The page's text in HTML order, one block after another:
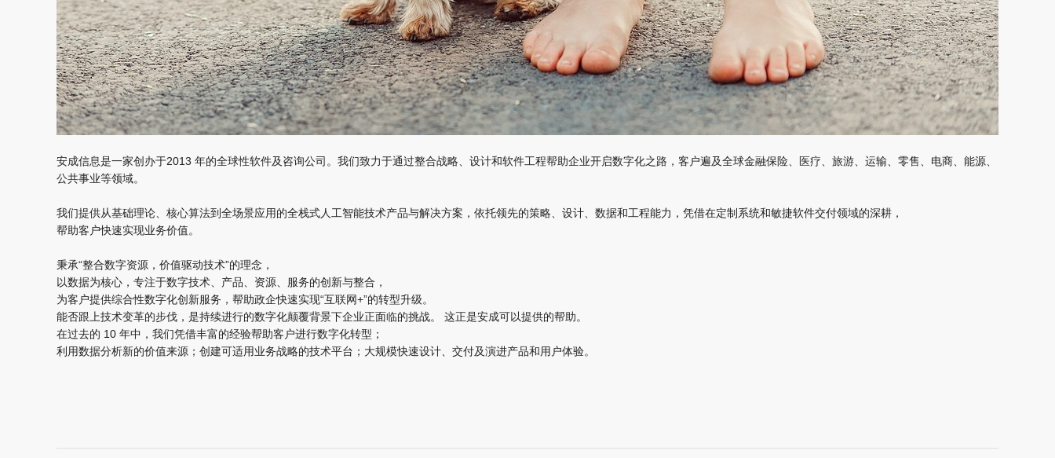
安成信息是⼀家创办于2013 年的全球性软件及咨询公司。我们致力于通过整合战略、设计和软件工程帮助企业开启数字化之路，客户遍及全球金融保险、医疗、旅游、运输、零售、电商、能源、
公共事业等领域。
我们提供从基础理论、核心算法到全场景应用的全栈式人工智能技术产品与解决方案，依托领先的策略、设计、数据和工程能力，凭借在定制系统和敏捷软件交付领域的深耕，
帮助客户快速实现业务价值。
秉承“整合数字资源，价值驱动技术”的理念，
以数据为核心，专注于数字技术、产品、资源、服务的创新与整合，
为客户提供综合性数字化创新服务，帮助政企快速实现“互联网+”的转型升级。
能否跟上技术变革的步伐，是持续进行的数字化颠覆背景下企业正面临的挑战。 这正是安成可以提供的帮助。
在过去的 10 年中，我们凭借丰富的经验帮助客户进行数字化转型；
利用数据分析新的价值来源；创建可适用业务战略的技术平台；大规模快速设计、交付及演进产品和用户体验。